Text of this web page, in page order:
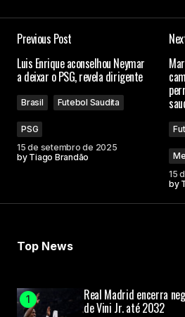
Previous Post
Luis Enrique aconselhou Neymar
a deixar o PSG, revela dirigente
Brasil Futebol Saudita
PSG
15 de setembro de 2025
by Tiago Brandão
15
by
Top News
Real Madrid encerra
de Vini Jr. até 2032